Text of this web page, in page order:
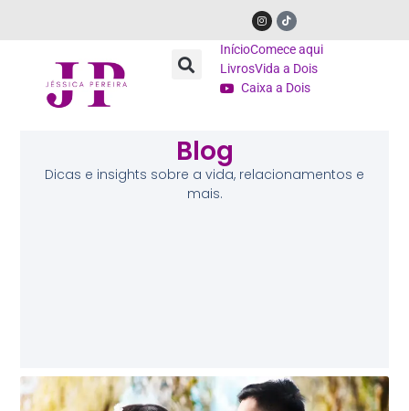
InícioComece aqui
LivrosVida a Dois
Caixa a Dois
Blog
Dicas e insights sobre a vida, relacionamentos e
mais.